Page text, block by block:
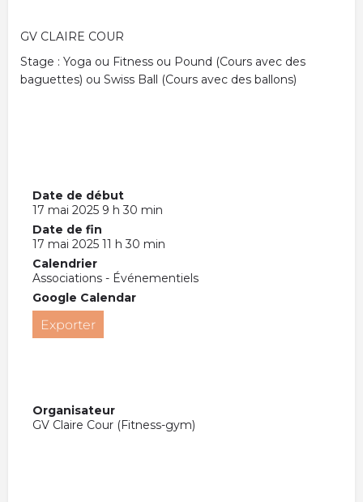
GV CLAIRE COUR
Stage : Yoga ou Fitness ou Pound (Cours avec des
baguettes) ou Swiss Ball (Cours avec des ballons)
Date de début
17 mai 2025 9 h 30 min
Date de fin
17 mai 2025 11 h 30 min
Calendrier
Associations - Événementiels
Google Calendar
Exporter
Organisateur
GV Claire Cour (Fitness-gym)